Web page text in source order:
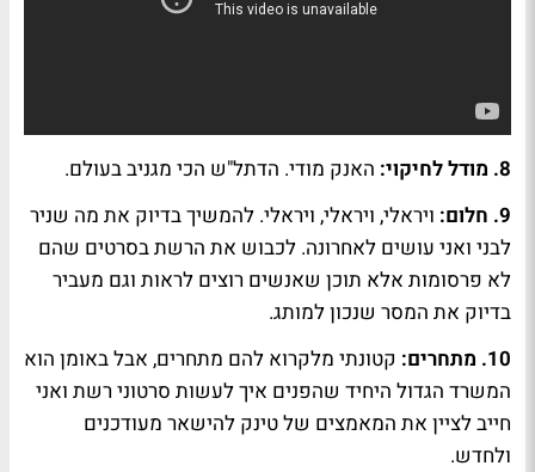
8. מודל לחיקוי:
האנק מודי. הדתל"ש הכי מגניב בעולם.
9. חלום:
ויראלי, ויראלי, ויראלי. להמשיך בדיוק את מה שניר
לבני ואני עושים לאחרונה. לכבוש את הרשת בסרטים שהם
לא פרסומות אלא תוכן שאנשים רוצים לראות וגם מעביר
בדיוק את המסר שנכון למותג.
10. מתחרים:
קטונתי מלקרוא להם מתחרים, אבל באומן הוא
המשרד הגדול היחיד שהפנים איך לעשות סרטוני רשת ואני
חייב לציין את המאמצים של טינק להישאר מעודכנים
ולחדש.